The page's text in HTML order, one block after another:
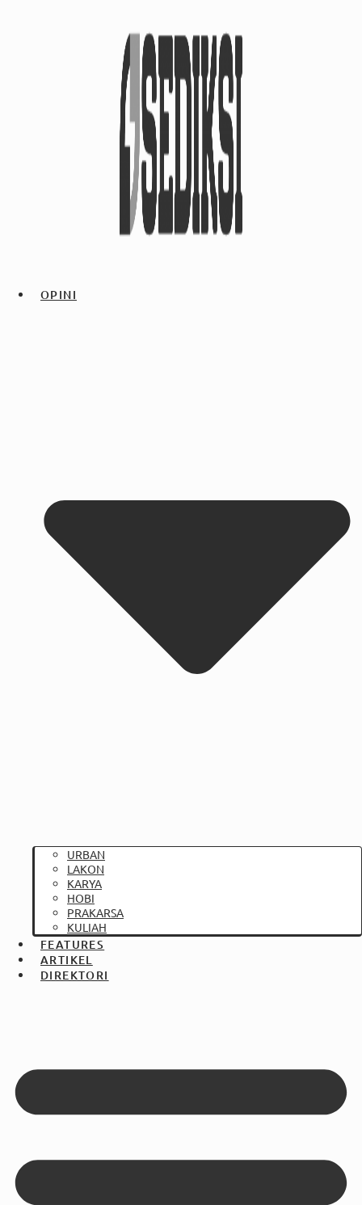
OPINI
URBAN
LAKON
KARYA
HOBI
PRAKARSA
KULIAH
FEATURES
ARTIKEL
DIREKTORI